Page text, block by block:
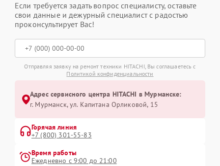
Если требуется задать вопрос специалисту, оставьте
свои данные и дежурный специалист с радостью
проконсультирует Вас!
Отправляя заявку на ремонт техники HITACHI, Вы соглашаетесь с
Политикой конфиденциальности
Адрес сервисного центра HITACHI в Мурманске:
г. Мурманск, ул. Капитана Орликовой, 15
Горячая линия
+7 (800) 301-55-83
Время работы
Ежедневно с 9:00 до 21:00